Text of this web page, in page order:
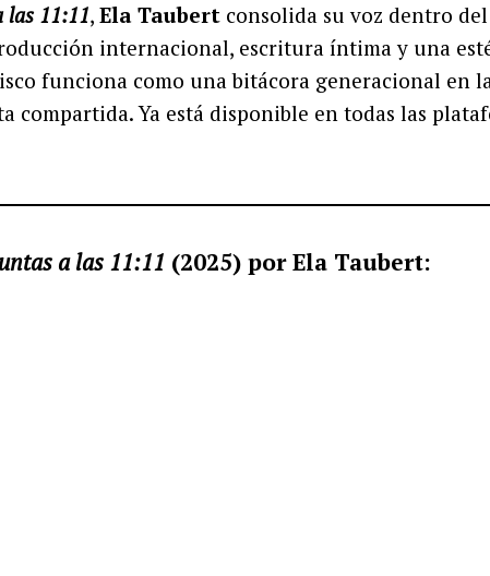
las 11:11, Ela Taubert consolida su voz dentro
internacional, escritura íntima y una
funciona como una bitácora generacional en
compartida. Ya está disponible en todas las
a las 11:11 (2025) por Ela Taubert: